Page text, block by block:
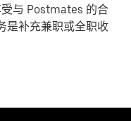
与 Postmates 的合
是补充兼职或全职收